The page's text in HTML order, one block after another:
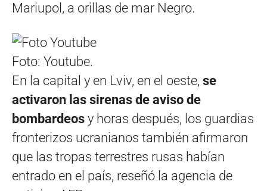
Mariupol, a orillas de mar Negro.
Foto: Youtube.
En la capital y en Lviv, en el oeste, se
activaron las sirenas de aviso de
bombardeos y horas después, los guardias
fronterizos ucranianos también afirmaron
que las tropas terrestres rusas habían
entrado en el país, reseñó la agencia de